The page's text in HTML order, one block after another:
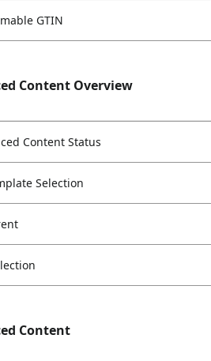
GTIN
Content Overview
Content Status
Selection
Content